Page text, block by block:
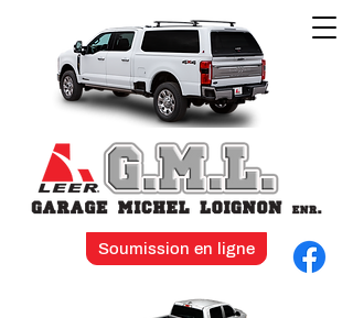
Soumission en ligne